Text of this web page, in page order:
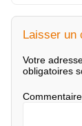
Laisser un
Votre
obligatoires
Commentaire